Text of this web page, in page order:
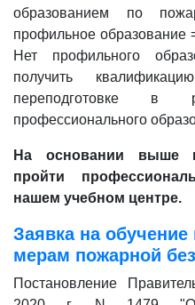
образованием по
профильное образование
Нет профильного
получить
переподготовке в
профессионального
На основании выше
пройти
нашем учебном центре.
Заявка на
мерам пожарной
Постановление